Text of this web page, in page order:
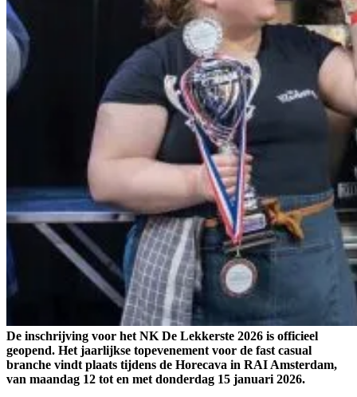
De inschrijving voor het NK De Lekkerste 2026 is officieel
geopend. Het jaarlijkse topevenement voor de fast casual
branche vindt plaats tijdens de Horecava in RAI Amsterdam,
van maandag 12 tot en met donderdag 15 januari 2026.